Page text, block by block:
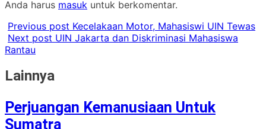
Anda harus masuk untuk berkomentar.
Previous post Kecelakaan Motor, Mahasiswi UIN Tewas
Next post UIN Jakarta dan Diskriminasi Mahasiswa
Rantau
Lainnya
Perjuangan Kemanusiaan Untuk
Sumatra